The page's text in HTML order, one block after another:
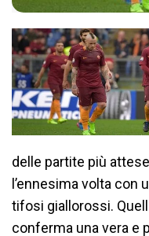
delle partite più
l’ennesima volta con
tifosi giallorossi.
conferma una vera e